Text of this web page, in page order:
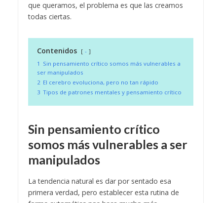
que queramos, el problema es que las creamos
todas ciertas.
Contenidos
-
1 Sin pensamiento crítico somos más vulnerables a
ser manipulados
2 El cerebro evoluciona, pero no tan rápido
3 Tipos de patrones mentales y pensamiento crítico
Sin pensamiento crítico
somos más vulnerables a ser
manipulados
La tendencia natural es dar por sentado esa
primera verdad, pero establecer esta rutina de